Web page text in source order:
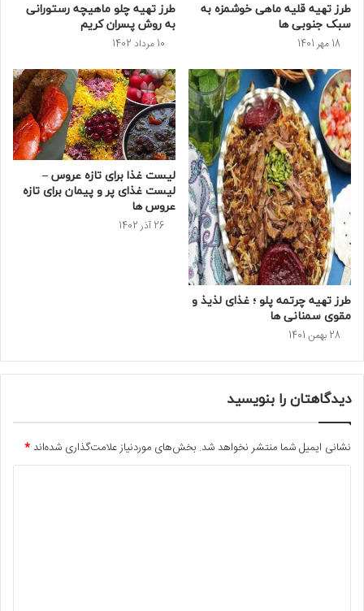
طرز تهیه قلیه ماهی خوشمزه به
سبک جنوبی ها
18 مهر 1401
طرز تهیه چلو ماهیچه رستورانی
به روش پسران کریم
10 مرداد 1402
طرز تهیه چرتمه پلو ؛ غذای لذیذ و
مقوی سمنانی ها
28 بهمن 1401
لیست غذا برای تازه عروس –
لیست غذای پر و پیمان برای تازه
عروس ها
26 آذر 1402
دیدگاهتان را بنویسید
نشانی ایمیل شما منتشر نخواهد شد. بخش‌های موردنیاز علامت‌گذاری شده‌اند*